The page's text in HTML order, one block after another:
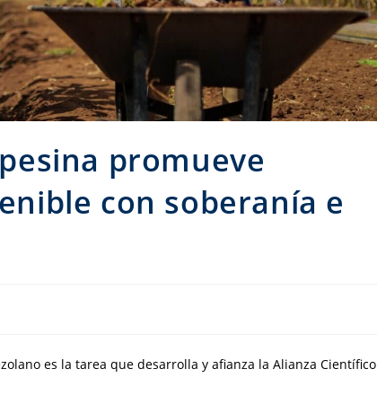
promueve
con soberanía e
es la tarea que desarrolla y afianza la Alianza Científico